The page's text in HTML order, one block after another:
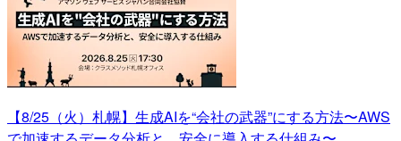
【8/25（火）札幌】生成AIを“会社の武器”にする方法〜AWS